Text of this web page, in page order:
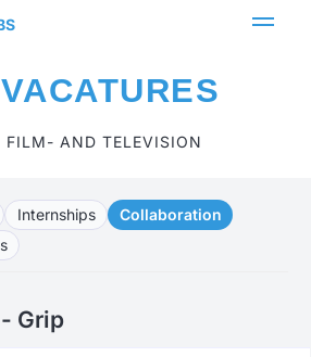
FILM- AND TELEVISION
Internships
Collaboration
Grip